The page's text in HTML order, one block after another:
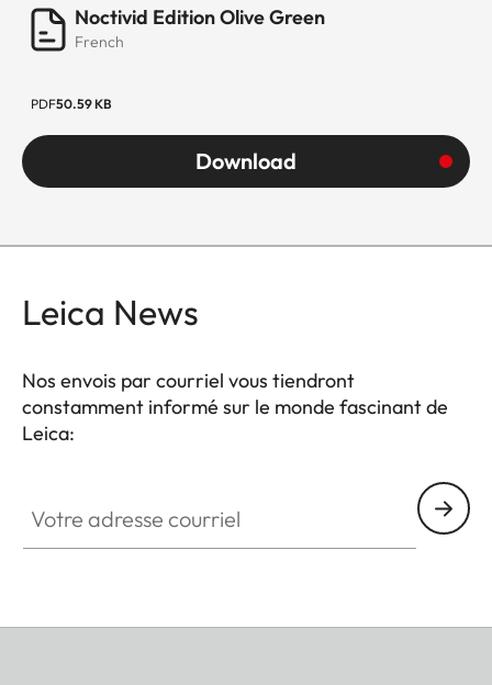
Noctivid Edition Olive Green
French
PDF50.59 KB
Download
Leica News
Nos envois par courriel vous tiendront
constamment informé sur le monde fascinant de
Leica: